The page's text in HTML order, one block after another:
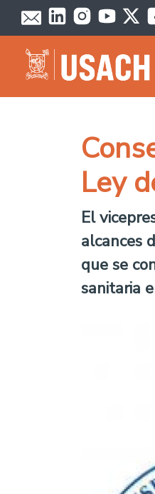
Pasar al contenido principal
Ley
El
alcances
que se
sanitaria